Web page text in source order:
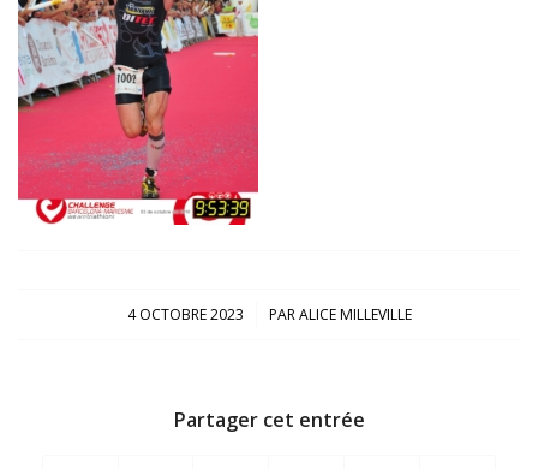
4 OCTOBRE 2023
/ PARALICE MILLEVILLE
Partager cet entrée